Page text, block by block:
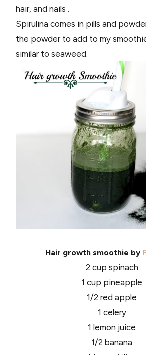
hair, and nails .
Spirulina comes in pills and
the powder to add to my
similar to seaweed.
Hair growth smoothie by
2 cup spinach
1 cup pineapple
1/2 red apple
1 celery
1 lemon juice
1/2 banana